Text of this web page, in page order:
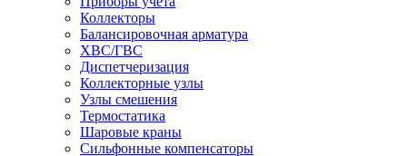
Коллекторы
Балансировочная арматура
ХВС/ГВС
Диспетчеризация
Коллекторные узлы
Узлы смешения
Термостатика
Шаровые краны
Сильфонные компенсаторы